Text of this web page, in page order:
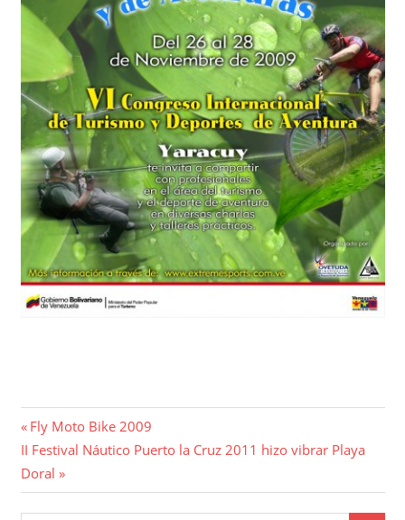
Navegación
de
entradas
Entrada
anterior:
Fly Moto Bike 2009
Entrada
siguiente:
II Festival Náutico Puerto la Cruz 2011 hizo vibrar Playa
Doral